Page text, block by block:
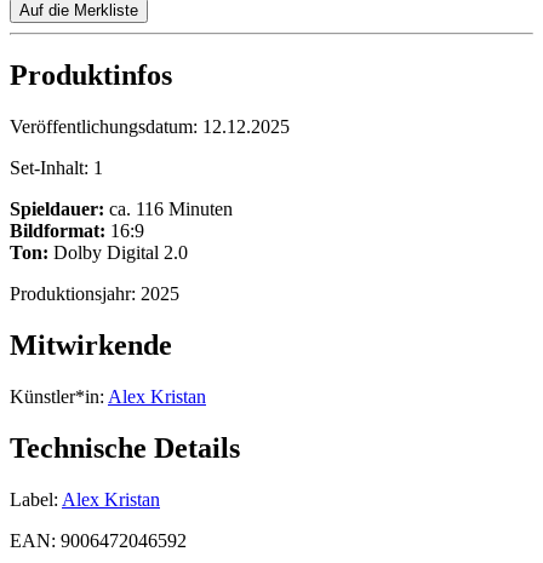
Auf die Merkliste
Produktinfos
Veröffentlichungsdatum: 12.12.2025
Set-Inhalt: 1
Spieldauer: ca. 116 Minuten
Bildformat: 16:9
Ton: Dolby Digital 2.0
Produktionsjahr: 2025
Mitwirkende
Künstler*in: Alex Kristan
Technische Details
Label: Alex Kristan
EAN: 9006472046592